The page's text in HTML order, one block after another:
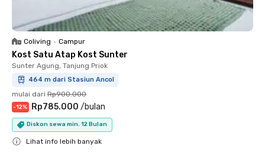
Coliving • Campur
Kost Satu Atap Kost Sunter
Sunter Agung, Tanjung Priok
464 m dari Stasiun Ancol
mulai dari Rp900.000
-12% Rp785.000 /bulan
Diskon sewa min. 12 Bulan
Lihat info lebih banyak